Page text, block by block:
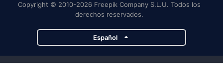
Copyright © 2010-2026 Freepik Company S.L.U. Todos los
derechos reservados.
Español